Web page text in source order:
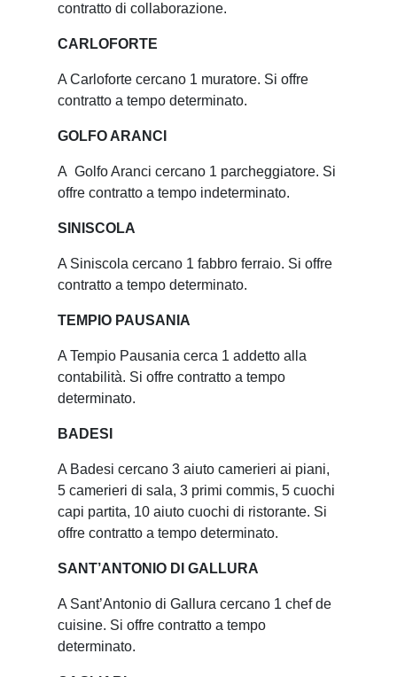
contratto di collaborazione.
CARLOFORTE
A Carloforte cercano 1 muratore. Si offre
contratto a tempo determinato.
GOLFO ARANCI
A Golfo Aranci cercano 1 parcheggiatore. Si
offre contratto a tempo indeterminato.
SINISCOLA
A Siniscola cercano 1 fabbro ferraio. Si offre
contratto a tempo determinato.
TEMPIO PAUSANIA
A Tempio Pausania cerca 1 addetto alla
contabilità. Si offre contratto a tempo
determinato.
BADESI
A Badesi cercano 3 aiuto camerieri ai piani,
5 camerieri di sala, 3 primi commis, 5 cuochi
capi partita, 10 aiuto cuochi di ristorante. Si
offre contratto a tempo determinato.
SANT’ANTONIO DI GALLURA
A Sant’Antonio di Gallura cercano 1 chef de
cuisine. Si offre contratto a tempo
determinato.